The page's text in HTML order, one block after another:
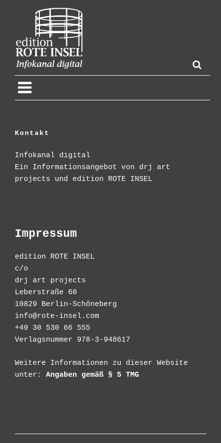
Kontakt
Infokanal digital
Ein Informationsangebot von drj art
projects und edition ROTE INSEL
Impressum
edition ROTE INSEL
c/o
drj art projects
Leberstraße 60
10829 Berlin-Schöneberg
info@rote-insel.com
+49 30 530 66 555
Verlagsnummer 978-3-948617
Weitere Informationen zu dieser Website
unter: Angaben gemäß § 5 TMG